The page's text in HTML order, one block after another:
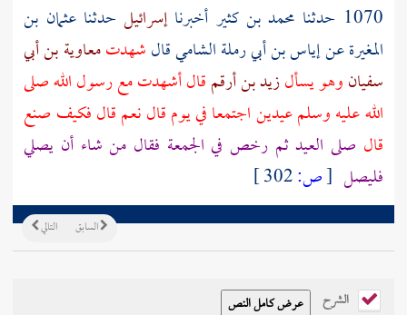
1070 حدثنا
محمد بن كثير أخبرناإسرائيل حدثناعثمان بن
المغيرةعنإياس بن أبي رملة الشاميقالشهدتمعاوية بن أبي
سفيانوهو يسألزيد بن أرقمقال أشهدت مع رسول الله صلى
الله عليه وسلم عيدين اجتمعا في يوم قال نعم قال فكيف صنع
قال صلى العيد ثم رخص في الجمعة فقال من شاء أن يصلي
فليصل [ص:
التالي السابق
الشرح